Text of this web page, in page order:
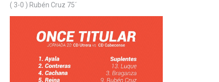
( 3-0 ) Rubén Cruz 75´